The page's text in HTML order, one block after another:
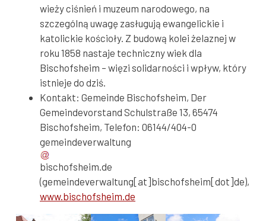
wieży ciśnień i muzeum narodowego, na
szczególną uwagę zasługują ewangelickie i
katolickie kościoły. Z budową kolei żelaznej w
roku 1858 nastaje techniczny wiek dla
Bischofsheim – więzi solidarności i wpływ, który
istnieje do dziś.
Kontakt: Gemeinde Bischofsheim, Der
Gemeindevorstand Schulstraße 13, 65474
Bischofsheim, Telefon: 06144/404-0
gemeindeverwaltung
bischofsheim de
(gemeindeverwaltung[at]bischofsheim[dot]de),
www.bischofsheim.de